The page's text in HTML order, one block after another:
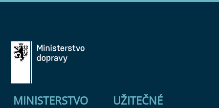
MINISTERSTVO
UŽITEČNÉ